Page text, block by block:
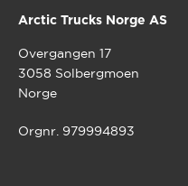
Arctic Trucks Norge AS
Overgangen 17
3058 Solbergmoen
Norge
Orgnr. 979994893